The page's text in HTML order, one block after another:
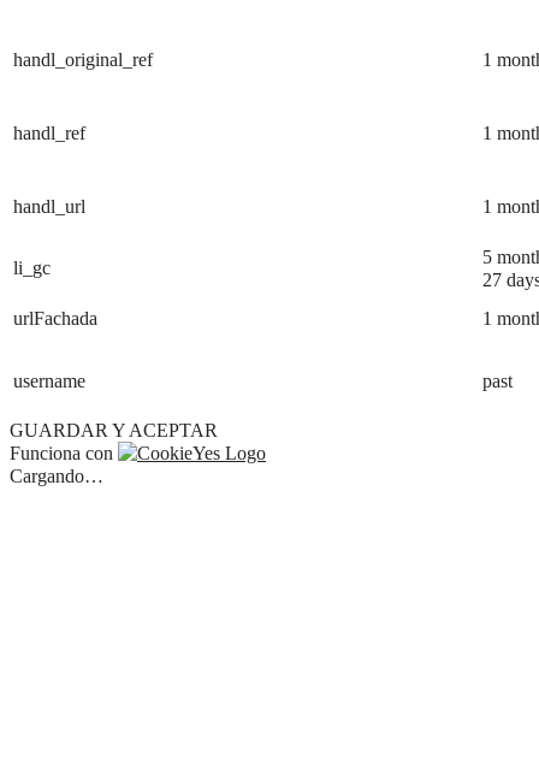
handl_original_ref 1
handl_ref 1
handl_url 1
li_gc
5
27
urlFachada
1
username past
GUARDAR Y ACEPTAR
Funciona con
Cargando…